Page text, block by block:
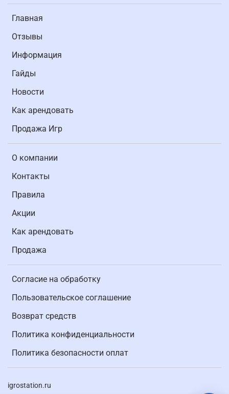
Главная
Отзывы
Информация
Гайды
Новости
Как арендовать
Продажа Игр
О компании
Контакты
Правила
Акции
Как арендовать
Продажа
Согласие на обработку
Пользовательское соглашение
Возврат средств
Политика конфиденциальности
Политика безопасности оплат
igrostation.ru